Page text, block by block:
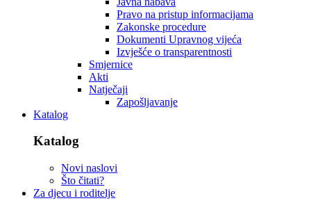
Pravo na pristup informacijama
Zakonske procedure
Dokumenti Upravnog vijeća
Izvješće o transparentnosti
Smjernice
Akti
Natječaji
Zapošljavanje
Katalog
Katalog
Novi naslovi
Što čitati?
Za djecu i roditelje